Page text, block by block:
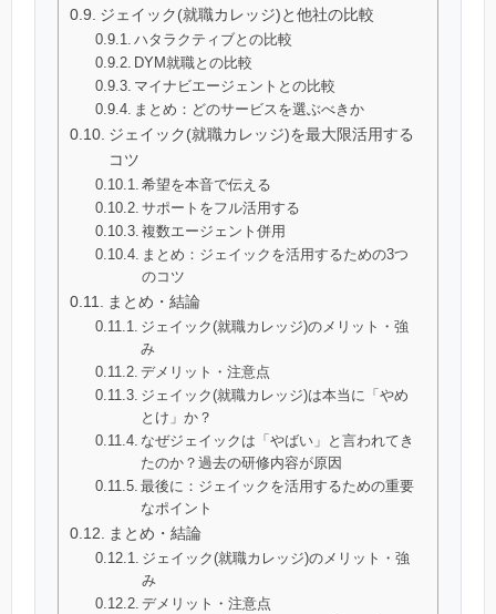
ジェイック(就職カレッジ)と他社の比較
ハタラクティブとの比較
DYM就職との比較
マイナビエージェントとの比較
まとめ：どのサービスを選ぶべきか
ジェイック(就職カレッジ)を最大限活用する
コツ
希望を本音で伝える
サポートをフル活用する
複数エージェント併用
まとめ：ジェイックを活用するための3つ
のコツ
まとめ・結論
ジェイック(就職カレッジ)のメリット・強
み
デメリット・注意点
ジェイック(就職カレッジ)は本当に「やめ
とけ」か？
なぜジェイックは「やばい」と言われてき
たのか？過去の研修内容が原因
最後に：ジェイックを活用するための重要
なポイント
まとめ・結論
ジェイック(就職カレッジ)のメリット・強
み
デメリット・注意点